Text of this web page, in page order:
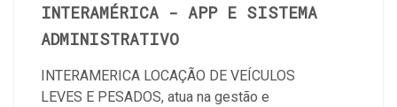
INTERAMÉRICA - APP E SISTEMA
ADMINISTRATIVO
INTERAMERICA LOCAÇÃO DE VEÍCULOS
LEVES E PESADOS, atua na gestão e